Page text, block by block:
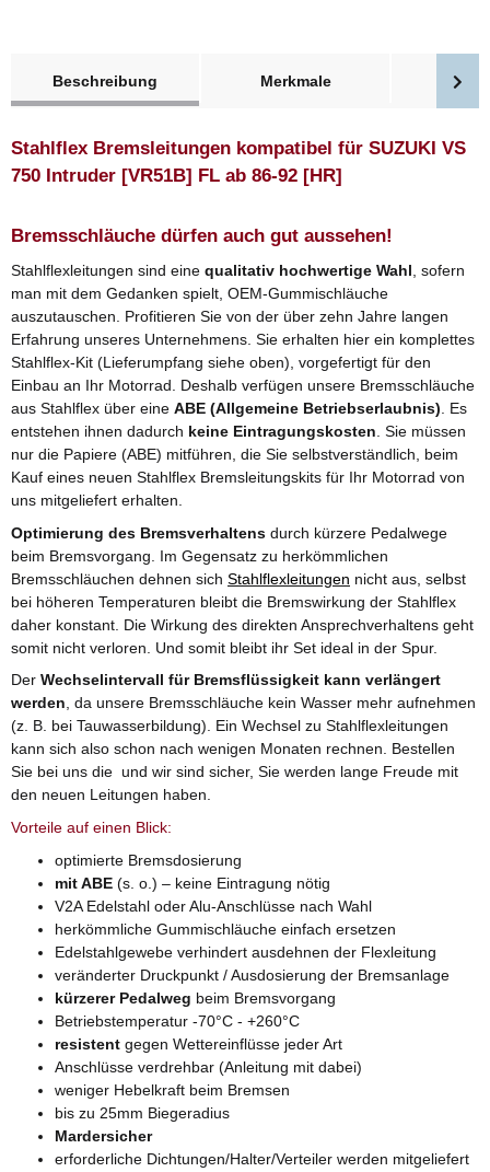
Beschreibung
Merkmale
Stahlflex Bremsleitungen kompatibel für SUZUKI VS
750 Intruder [VR51B] FL ab 86-92 [HR]
Bremsschläuche dürfen auch gut aussehen!
Stahlflexleitungen sind eine qualitativ hochwertige Wahl , sofern
man mit dem Gedanken spielt, OEM-Gummischläuche
auszutauschen. Profitieren Sie von der über zehn Jahre langen
Erfahrung unseres Unternehmens. Sie erhalten hier ein komplettes
Stahlflex-Kit (Lieferumpfang siehe oben), vorgefertigt für den
Einbau an Ihr Motorrad. Deshalb verfügen unsere Bremsschläuche
aus Stahlflex über eine ABE (Allgemeine Betriebserlaubnis) . Es
entstehen ihnen dadurch keine Eintragungskosten . Sie müssen
nur die Papiere (ABE) mitführen, die Sie selbstverständlich, beim
Kauf eines neuen Stahlflex Bremsleitungskits für Ihr Motorrad von
uns mitgeliefert erhalten.
Optimierung des Bremsverhaltens durch kürzere Pedalwege
beim Bremsvorgang. Im Gegensatz zu herkömmlichen
Bremsschläuchen dehnen sich Stahlflexleitungen nicht aus, selbst
bei höheren Temperaturen bleibt die Bremswirkung der Stahlflex
daher konstant. Die Wirkung des direkten Ansprechverhaltens geht
somit nicht verloren. Und somit bleibt ihr Set ideal in der Spur.
Der Wechselintervall für Bremsflüssigkeit kann verlängert
werden, da unsere Bremsschläuche kein Wasser mehr aufnehmen
(z. B. bei Tauwasserbildung). Ein Wechsel zu Stahlflexleitungen
kann sich also schon nach wenigen Monaten rechnen. Bestellen
Sie bei uns die und wir sind sicher, Sie werden lange Freude mit
den neuen Leitungen haben.
Vorteile auf einen Blick:
optimierte Bremsdosierung
mit ABE (s. o.) – keine Eintragung nötig
V2A Edelstahl oder Alu-Anschlüsse nach Wahl
herkömmliche Gummischläuche einfach ersetzen
Edelstahlgewebe verhindert ausdehnen der Flexleitung
veränderter Druckpunkt / Ausdosierung der Bremsanlage
kürzerer Pedalweg beim Bremsvorgang
Betriebstemperatur -70°C - +260°C
resistent gegen Wettereinflüsse jeder Art
Anschlüsse verdrehbar (Anleitung mit dabei)
weniger Hebelkraft beim Bremsen
bis zu 25mm Biegeradius
Mardersicher
erforderliche Dichtungen/Halter/Verteiler werden mitgeliefert